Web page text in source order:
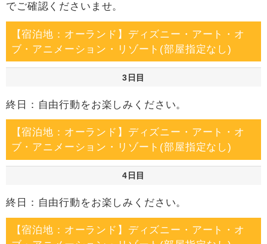
でご確認くださいませ。
【宿泊地：オーランド】ディズニー・アート・オ
ブ・アニメーション・リゾート(部屋指定なし)
3日目
終日：自由行動をお楽しみください。
【宿泊地：オーランド】ディズニー・アート・オ
ブ・アニメーション・リゾート(部屋指定なし)
4日目
終日：自由行動をお楽しみください。
【宿泊地：オーランド】ディズニー・アート・オ